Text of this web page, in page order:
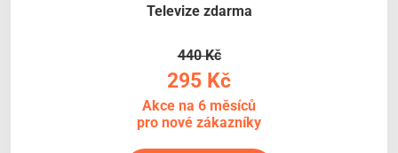
Televize zdarma
440 Kč
295 Kč
Akce na 6 měsíců
pro nové zákazníky